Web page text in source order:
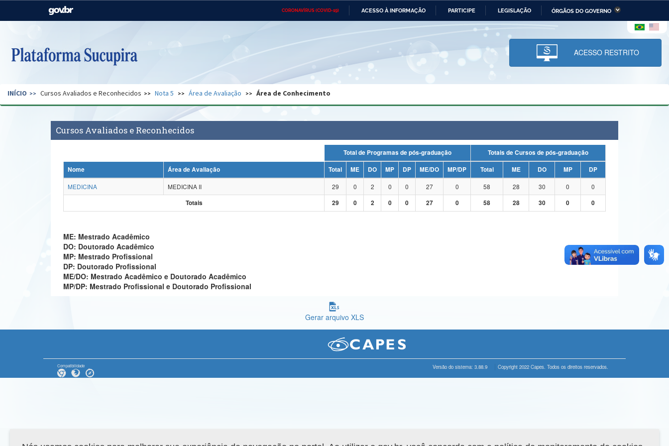
CORONAVÍRUS (COVID-19) ACESSO À INFORMAÇÃO PARTICIPE LEGISLAÇÃO ÓRGÃOS DO GOVERNO
Casa Civil Ministério das Relações Ministério da Economia Ministério da Infraestrutura
Pecuária e Abastecimento
Ministério da Ciência,
Tecnologia, Inovações e
Comunicações
Ministério do Desenvolvimento
Regional e dos Direitos Humanos
Secretaria de Governo Gabinete de Segurança Advocacia-Geral da União Banco Central do Brasil Planalto
ACESSO RESTRITO
INÍCIO Cursos Avaliados e Reconhecidos Nota 5 Área de Avaliação Área de Conhecimento
Cursos Avaliados e Reconhecidos
Total de Programas de pós-graduação
Totais de Cursos de pós-graduação
Nome
Área de Avaliação Total ME DO MP DP ME/DO MP/DP Total ME DO MP
DP
MEDICINA
MEDICINA II 29 0 2 0 0 27 0 58 28 30 0
0
Totais
29 0 2 0 0 27 0 58 28 30 0 0
ME: Mestrado Acadêmico
DO: Doutorado Acadêmico
MP: Mestrado Profissional
DP: Doutorado Profissional
ME/DO: Mestrado Acadêmico e Doutorado Acadêmico
MP/DP: Mestrado Profissional e Doutorado Profissional
Gerar arquivo XLS
Compatibilidade Versão do sistema: 3.88.9 Copyright 2022 Capes. Todos os direitos reservados.